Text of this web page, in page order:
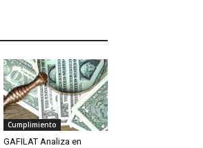
Cumplimiento
GAFILAT Analiza en